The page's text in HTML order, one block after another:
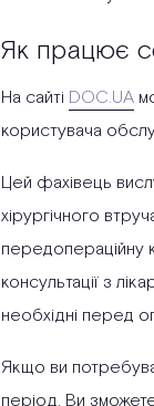
Як працює
На сайті DOC.UA
користувача
Цей фахівець
хірургічного
передопераційну
консультації з
необхідні перед
Якщо ви
період. Ви